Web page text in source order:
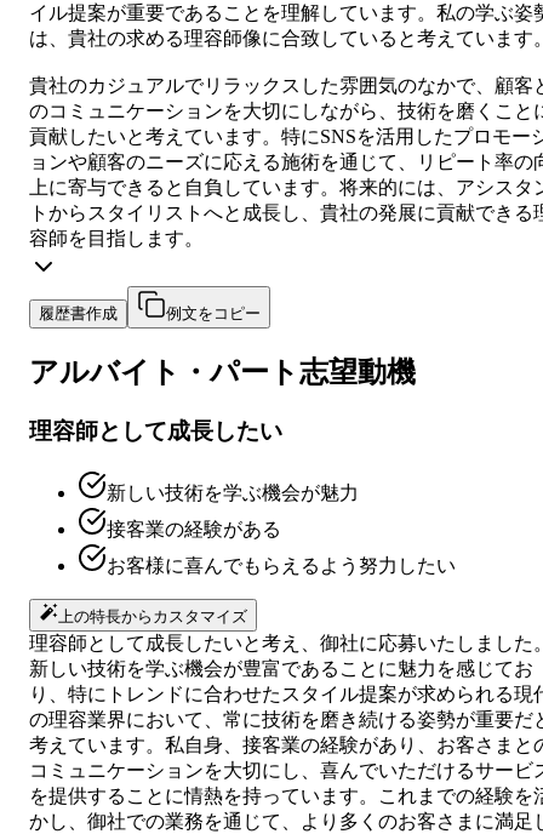
イル提案が重要であることを理解しています。私の学ぶ姿
は、貴社の求める理容師像に合致していると考えています
貴社のカジュアルでリラックスした雰囲気のなかで、顧客
のコミュニケーションを大切にしながら、技術を磨くこと
貢献したいと考えています。特にSNSを活用したプロモー
ョンや顧客のニーズに応える施術を通じて、リピート率の
上に寄与できると自負しています。将来的には、アシスタ
トからスタイリストへと成長し、貴社の発展に貢献できる
容師を目指します。
履歴書作成 例文をコピー
アルバイト・パート志望動機
理容師として成長したい
新しい技術を学ぶ機会が魅力
接客業の経験がある
お客様に喜んでもらえるよう努力したい
上の特長からカスタマイズ
理容師として成長したいと考え、御社に応募いたしました
新しい技術を学ぶ機会が豊富であることに魅力を感じてお
り、特にトレンドに合わせたスタイル提案が求められる現
の理容業界において、常に技術を磨き続ける姿勢が重要だ
考えています。私自身、接客業の経験があり、お客さまと
コミュニケーションを大切にし、喜んでいただけるサービ
を提供することに情熱を持っています。これまでの経験を
かし、御社での業務を通じて、より多くのお客さまに満足